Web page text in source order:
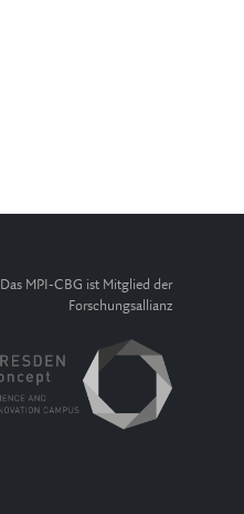
Das MPI-CBG ist Mitglied der
Forschungsallianz